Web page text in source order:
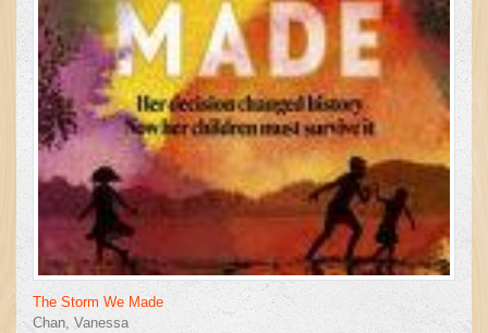
The Storm We Made
Chan, Vanessa